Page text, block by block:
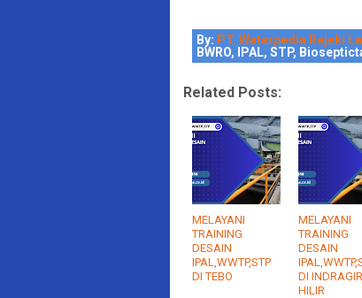
By: PT. Waterpedia Rejeki
BWRO, IPAL, STP,
Related Posts:
MELAYANI
TRAINING
DESAIN
IPAL,WWTP,STP
DI TEBO
MELAYANI
TRAINING
DESAIN
DI
HILIR